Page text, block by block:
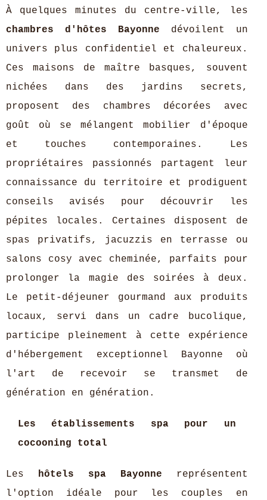
À quelques minutes du centre-ville, les
chambres d'hôtes Bayonne dévoilent un
univers plus confidentiel et chaleureux.
Ces maisons de maître basques, souvent
nichées dans des jardins secrets,
proposent des chambres décorées avec
goût où se mélangent mobilier d'époque
et touches contemporaines. Les
propriétaires passionnés partagent leur
connaissance du territoire et prodiguent
conseils avisés pour découvrir les
pépites locales. Certaines disposent de
spas privatifs, jacuzzis en terrasse ou
salons cosy avec cheminée, parfaits pour
prolonger la magie des soirées à deux.
Le petit-déjeuner gourmand aux produits
locaux, servi dans un cadre bucolique,
participe pleinement à cette expérience
d'hébergement exceptionnel Bayonne où
l'art de recevoir se transmet de
génération en génération.
Les établissements spa pour un
cocooning total
Les hôtels spa Bayonne représentent
l'option idéale pour les couples en